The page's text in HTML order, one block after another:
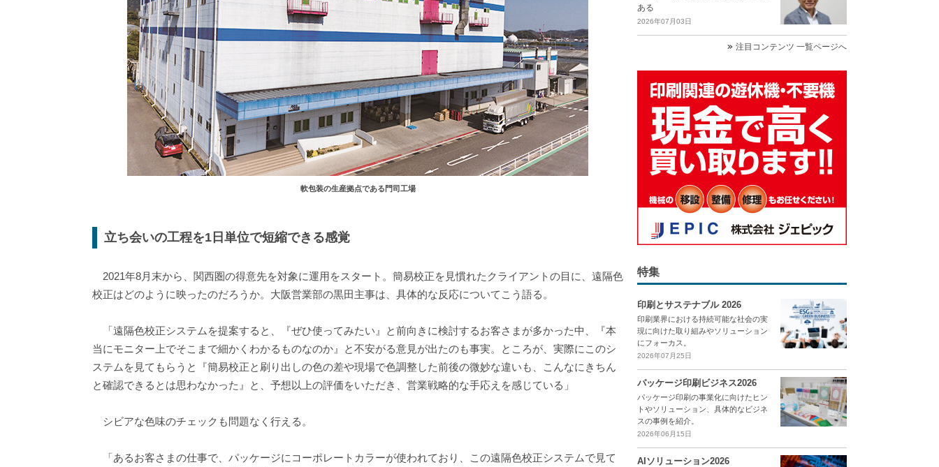
軟包装の生産拠点である門司工場
立ち会いの工程を1日単位で短縮できる感覚
2021年8月末から、関西圏の得意先を対象に運用をスタート。簡易校正を見慣れたクライアントの目に、遠隔色
校正はどのように映ったのだろうか。大阪営業部の黒田主事は、具体的な反応についてこう語る。
「遠隔色校正システムを提案すると、『ぜひ使ってみたい』と前向きに検討するお客さまが多かった中、『本
当にモニター上でそこまで細かくわかるものなのか』と不安がる意見が出たのも事実。ところが、実際にこのシ
ステムを見てもらうと『簡易校正と刷り出しの色の差や現場で色調整した前後の微妙な違いも、こんなにきちん
と確認できるとは思わなかった』と、予想以上の評価をいただき、営業戦略的な手応えを感じている」
シビアな色味のチェックも問題なく行える。
「あるお客さまの仕事で、パッケージにコーポレートカラーが使われており、この遠隔色校正システムで見て
ある
2026年07月03日
注目コンテンツ 一覧ページへ
特集
印刷とサステナブル 2026
印刷業界における持続可能な社会の実
現に向けた取り組みやソリューション
にフォーカス。
2026年07月25日
パッケージ印刷ビジネス2026
パッケージ印刷の事業化に向けたヒン
トやソリューション、具体的なビジネ
スの事例を紹介。
2026年06月15日
AIソリューション2026